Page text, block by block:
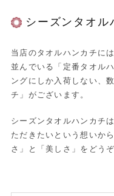
シーズンタオル
当店のタオルハンカチに
並んでいる「定番タオル
ングにしか入荷しない、
チ」がございます。
シーズンタオルハンカチ
ただきたいという想いか
さ」と「美しさ」をどう